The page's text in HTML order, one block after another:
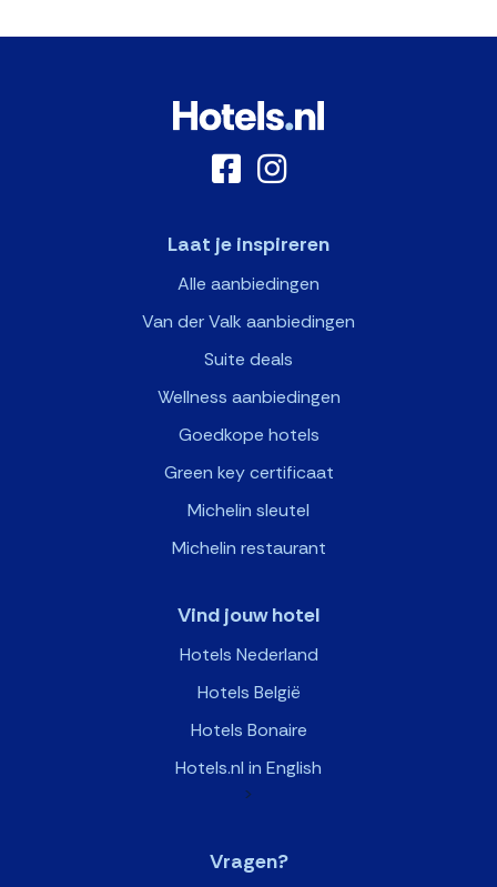
Laat je inspireren
Alle aanbiedingen
Van der Valk aanbiedingen
Suite deals
Wellness aanbiedingen
Goedkope hotels
Green key certificaat
Michelin sleutel
Michelin restaurant
Vind jouw hotel
Hotels Nederland
Hotels België
Hotels Bonaire
Hotels.nl in English
>
Vragen?